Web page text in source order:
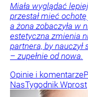
Miała wyglądać
przestał mieć
a żona zobaczyła w
estetyczna zmienia
partnera, by nauczył
– zupełnie od nowa.
Opinie i komentarze
NasTygodnik Wprost